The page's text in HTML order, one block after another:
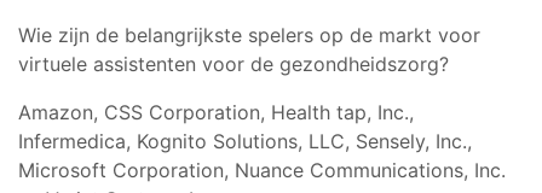
Wie zijn de belangrijkste spelers op de markt voor
virtuele assistenten voor de gezondheidszorg?
Amazon, CSS Corporation, Health tap, Inc.,
Infermedica, Kognito Solutions, LLC, Sensely, Inc.,
Microsoft Corporation, Nuance Communications, Inc.